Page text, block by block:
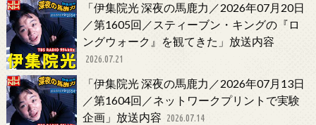
「伊集院光 深夜の馬鹿力／2026年07月20日
／第1605回／スティーブン・キングの『ロ
ングウォーク』を観てきた」放送内容
2026.07.21
「伊集院光 深夜の馬鹿力／2026年07月13日
／第1604回／ネットワークプリントで実験
企画」放送内容 2026.07.14